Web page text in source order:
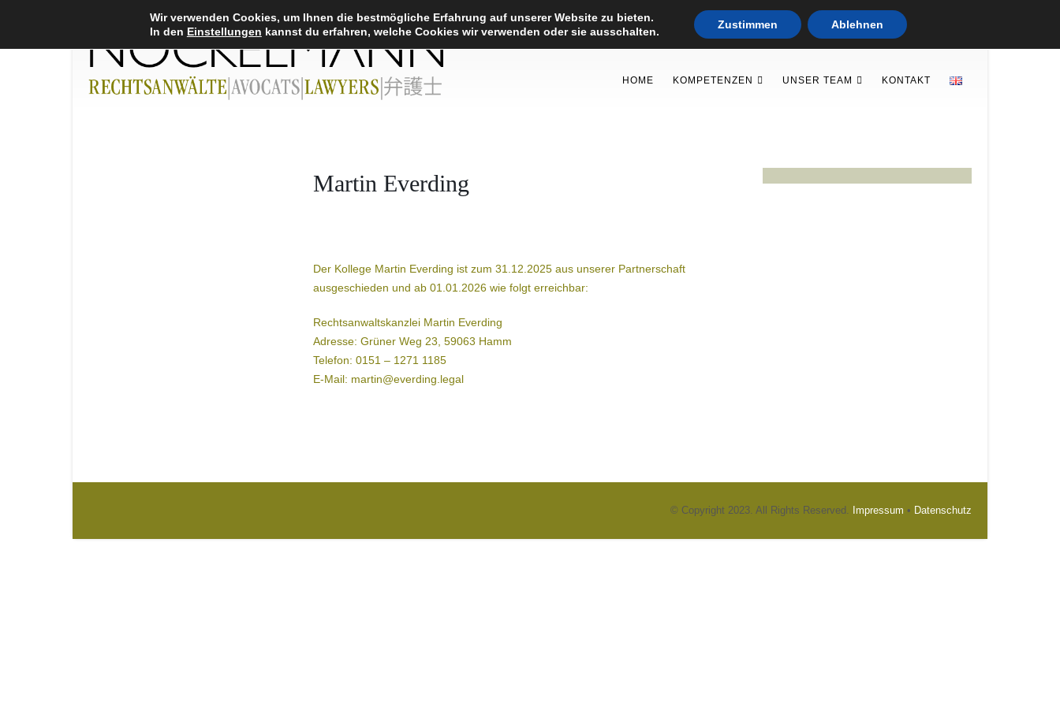
HOME KOMPETENZEN UNSER TEAM KONTAKT
Martin Everding
Der Kollege Martin Everding ist zum 31.12.2025 aus unserer Partnerschaft
ausgeschieden und ab 01.01.2026 wie folgt erreichbar:
Rechtsanwaltskanzlei Martin Everding
Adresse: Grüner Weg 23, 59063 Hamm
Telefon: 0151 – 1271 1185
E-Mail: martin@everding.legal
© Copyright 2023. All Rights Reserved. Impressum • Datenschutz
Wir verwenden Cookies, um Ihnen die bestmögliche Erfahrung auf unserer Website zu bieten.
In den Einstellungen kannst du erfahren, welche Cookies wir verwenden oder sie ausschalten.
Zustimmen Ablehnen